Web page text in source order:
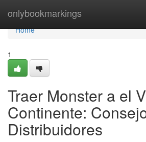
onlybookmarkings
Home
Home
1
Traer Monster a el
Continente:
Distribuidores